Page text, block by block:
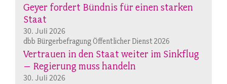
Geyer fordert Bündnis für einen starken
Staat
30. Juli 2026
dbb Bürgerbefragung Öffentlicher Dienst 2026
Vertrauen in den Staat weiter im Sinkflug
– Regierung muss handeln
30. Juli 2026